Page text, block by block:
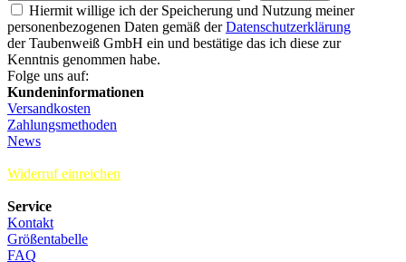
Hiermit willige ich der Speicherung und Nutzung meiner
personenbezogenen Daten gemäß derDatenschutzerklärung
der Taubenweiß GmbH ein und bestätige das ich diese zur
Kenntnis genommen habe.
Folge uns auf:
Kundeninformationen
Versandkosten
Zahlungsmethoden
News
Widerruf einreichen
Service
Kontakt
Größentabelle
FAQ